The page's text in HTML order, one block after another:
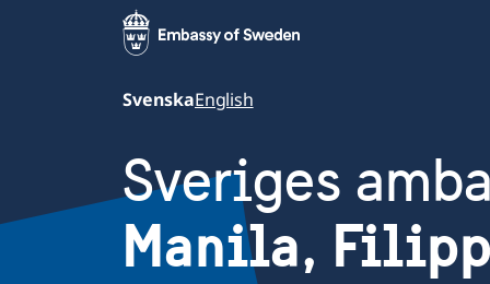
SvenskaEnglish
Sveriges
Manila,